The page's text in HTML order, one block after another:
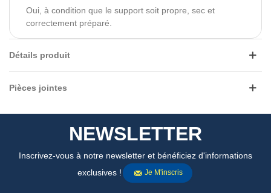
Oui, à condition que le support soit propre, sec et
correctement préparé.
Détails produit
Pièces jointes
NEWSLETTER
Inscrivez-vous à notre newsletter et bénéficiez d'informations
exclusives !
Je M'inscris